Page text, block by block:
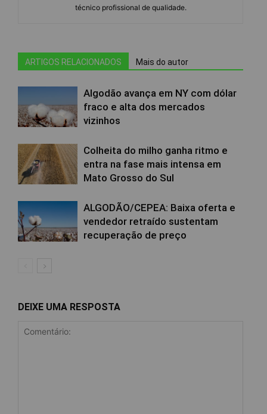
técnico profissional de qualidade.
ARTIGOS RELACIONADOS Mais do autor
Algodão avança em NY com dólar
fraco e alta dos mercados
vizinhos
Colheita do milho ganha ritmo e
entra na fase mais intensa em
Mato Grosso do Sul
ALGODÃO/CEPEA: Baixa oferta e
vendedor retraído sustentam
recuperação de preço
DEIXE UMA RESPOSTA